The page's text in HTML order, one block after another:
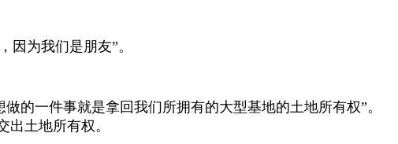
为我们是朋友”。
的一件事就是拿回我们所拥有的大型基地的土地所有权”。
土地所有权。